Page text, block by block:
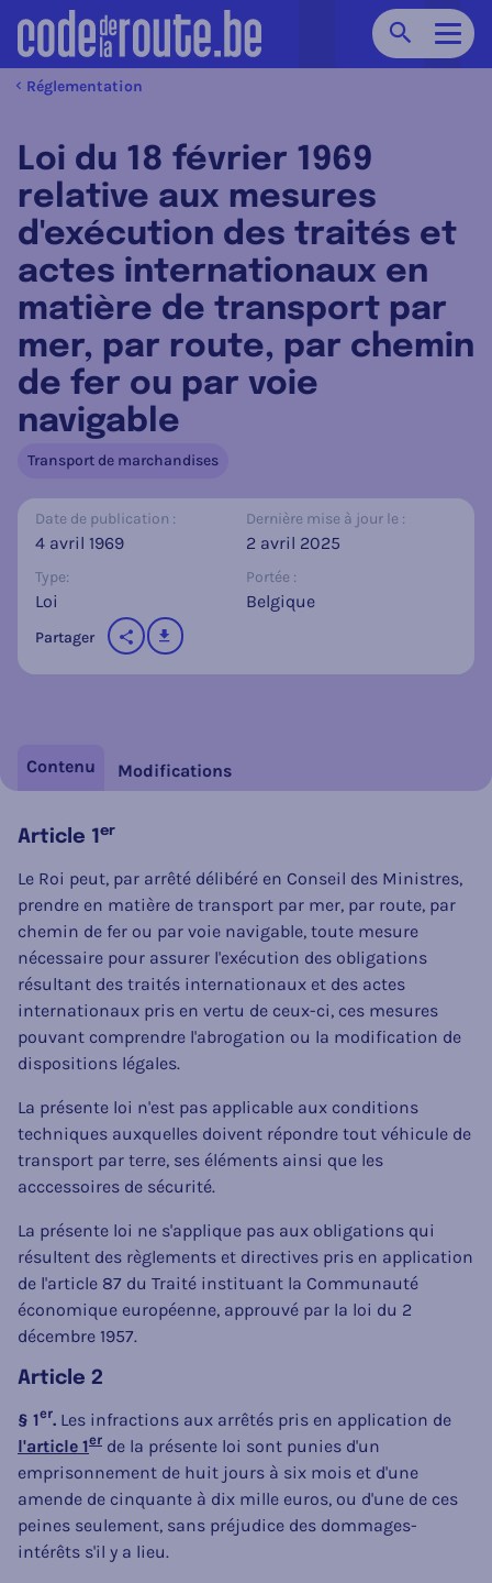
Chercher
Réglementation
Loi du 18 février 1969
relative aux mesures
d'exécution des traités et
actes internationaux en
matière de transport par
mer, par route, par chemin
de fer ou par voie
navigable
Transport de marchandises
Date de publication :
4 avril 1969
Dernière mise à jour le :
2 avril 2025
Type:
Loi
Portée :
Belgique
Partager
sur les réseaux sociaux
télécharger
Contenu Modifications
Article 1 er
Le Roi peut, par arrêté délibéré en Conseil des Ministres,
prendre en matière de transport par mer, par route, par
chemin de fer ou par voie navigable, toute mesure
nécessaire pour assurer l'exécution des obligations
résultant des traités internationaux et des actes
internationaux pris en vertu de ceux-ci, ces mesures
pouvant comprendre l'abrogation ou la modification de
dispositions légales.
La présente loi n'est pas applicable aux conditions
techniques auxquelles doivent répondre tout véhicule de
transport par terre, ses éléments ainsi que les
acccessoires de sécurité.
La présente loi ne s'applique pas aux obligations qui
résultent des règlements et directives pris en application
de l'article 87 du Traité instituant la Communauté
économique européenne, approuvé par la loi du 2
décembre 1957.
Article 2
§ 1er. Les infractions aux arrêtés pris en application de
l'article 1er de la présente loi sont punies d'un
emprisonnement de huit jours à six mois et d'une
amende de cinquante à dix mille euros, ou d'une de ces
peines seulement, sans préjudice des dommages-
intérêts s'il y a lieu.